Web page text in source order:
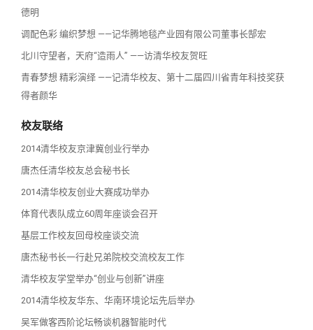
德明
调配色彩 编织梦想 ——记华腾地毯产业园有限公司董事长郜宏
北川守望者，天府“造雨人” ——访清华校友贺旺
青春梦想 精彩演绎 ——记清华校友、第十二届四川省青年科技奖获
得者颜华
校友联络
2014清华校友京津冀创业行举办
唐杰任清华校友总会秘书长
2014清华校友创业大赛成功举办
体育代表队成立60周年座谈会召开
基层工作校友回母校座谈交流
唐杰秘书长一行赴兄弟院校交流校友工作
清华校友学堂举办“创业与创新”讲座
2014清华校友华东、华南环境论坛先后举办
吴军做客西阶论坛畅谈机器智能时代